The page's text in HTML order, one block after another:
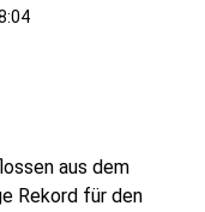
aus dem
Rekord für den